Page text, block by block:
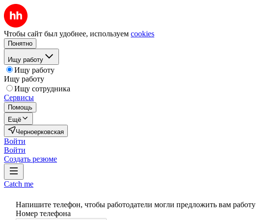
Чтобы сайт был удобнее, используем cookies
Понятно
Ищу работу
Ищу работу
Ищу работу
Ищу сотрудника
Сервисы
Помощь
Ещё
Черноерковская
Войти
Войти
Создать резюме
Catch me
Напишите телефон, чтобы работодатели могли предложить вам работу
Номер телефона